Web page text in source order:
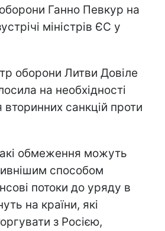
Ганно Певкур на
міністрів ЄС у
оборони Литви Довіле
на необхідності
санкцій проти
обмеження можуть
способом
потоки до уряду в
на країни, які
з Росією,